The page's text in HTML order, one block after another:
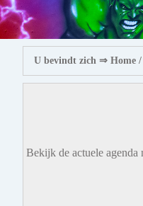
U bevindt zich ⇒ Home /
Bekijk de actuele agenda